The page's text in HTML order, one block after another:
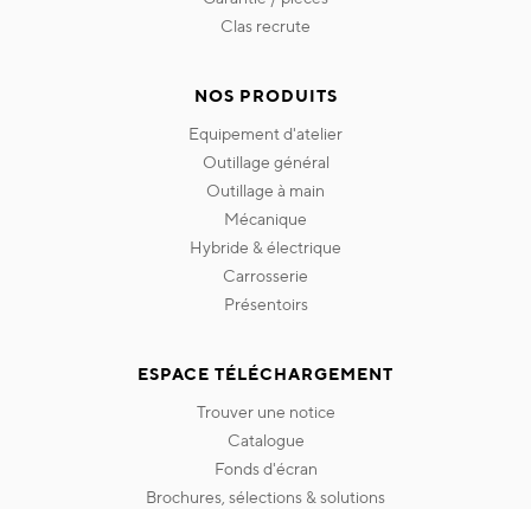
clas recrute
NOS PRODUITS
equipement d'atelier
outillage général
outillage à main
mécanique
hybride & électrique
carrosserie
présentoirs
ESPACE TÉLÉCHARGEMENT
trouver une notice
catalogue
fonds d'écran
brochures, sélections & solutions